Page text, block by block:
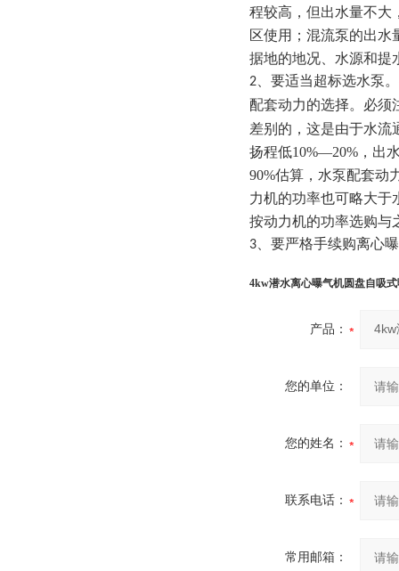
程较高，但出水量不大
区使用；混流泵的出水
据地的地况、水源和提
2、要适当超标选水泵
配套动力的选择。必须
差别的，这是由于水流
扬程低10%—20% ，出
90%估算，水泵配套动
力机的功率也可略大于
按动力机的功率选购与
3、要严格手续购离心
4kw潜水离心曝气机圆盘自吸
产品：
您的单位：
您的姓名：
联系电话：
常用邮箱：